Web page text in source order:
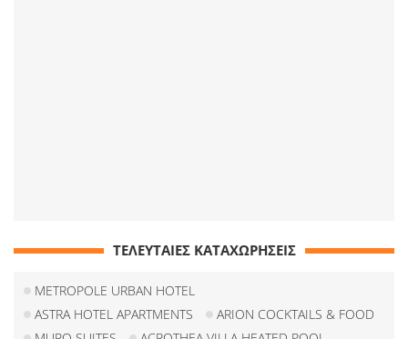
ΤΕΛΕΥΤΑΙΕΣ ΚΑΤΑΧΩΡΗΣΕΙΣ
METROPOLE URBAN HOTEL
ASTRA HOTEL APARTMENTS
ARION COCKTAILS & FOOD